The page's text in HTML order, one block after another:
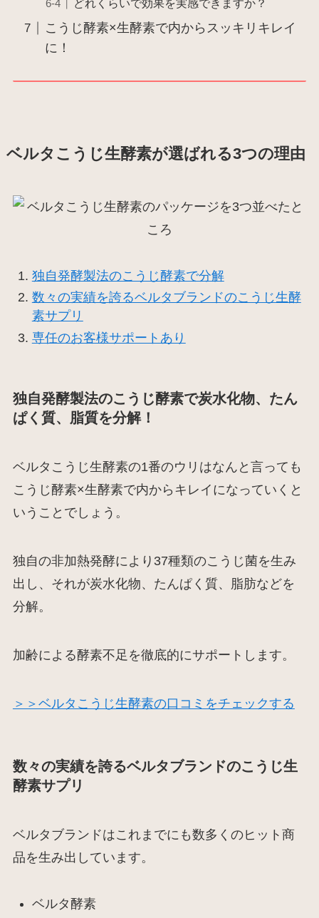
こうじ酵素×生酵素で内からスッキリキレイ
に！
ベルタこうじ生酵素が選ばれる3つの理由
独自発酵製法のこうじ酵素で分解
数々の実績を誇るベルタブランドのこうじ生酵
素サプリ
専任のお客様サポートあり
独自発酵製法のこうじ酵素で炭水化物、たん
ぱく質、脂質を分解！
ベルタこうじ生酵素の1番のウリはなんと言っても
こうじ酵素×生酵素で内からキレイになっていくと
いうことでしょう。
独自の非加熱発酵により37種類のこうじ菌を生み
出し、それが炭水化物、たんぱく質、脂肪などを
分解。
加齢による酵素不足を徹底的にサポートします。
＞＞ベルタこうじ生酵素の口コミをチェックする
数々の実績を誇るベルタブランドのこうじ生
酵素サプリ
ベルタブランドはこれまでにも数多くのヒット商
品を生み出しています。
ベルタ酵素